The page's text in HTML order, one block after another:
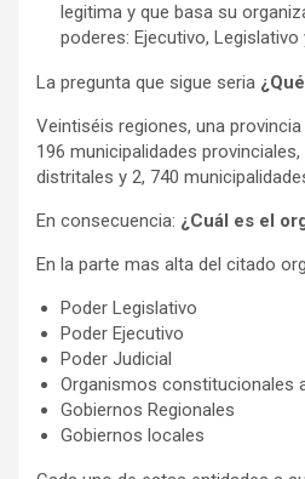
legitima y que basa su
poderes: Ejecutivo, Legislativo
La pregunta que sigue seria
Veintiséis regiones, una
196 municipalidades
distritales y 2, 740
En consecuencia: ¿Cuál es el
En la parte mas alta del citado
Poder Legislativo
Poder Ejecutivo
Poder Judicial
Organismos constitucionales
Gobiernos Regionales
Gobiernos locales